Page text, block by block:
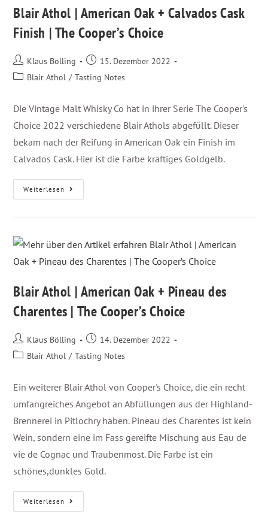
Blair Athol | American Oak + Calvados Cask
Finish | The Cooper’s Choice
Klaus Bölling
15. Dezember 2022
Blair Athol / Tasting Notes
Die Vintage Malt Whisky Co hat in ihrer Serie The Cooper's
Choice 2022 verschiedene Blair Athols abgefüllt. Dieser
bekam nach der Reifung in American Oak ein Finish im
Calvados Cask. Hier ist die Farbe kräftiges Goldgelb.
Weiterlesen
Blair Athol | American Oak + Pineau des
Charentes | The Cooper’s Choice
Klaus Bölling
14. Dezember 2022
Blair Athol / Tasting Notes
Ein weiterer Blair Athol von Cooper's Choice, die ein recht
umfangreiches Angebot an Abfüllungen aus der Highland-
Brennerei in Pitlochry haben. Pineau des Charentes ist kein
Wein, sondern eine im Fass gereifte Mischung aus Eau de
vie de Cognac und Traubenmost. Die Farbe ist ein
schönes,dunkles Gold.
Weiterlesen